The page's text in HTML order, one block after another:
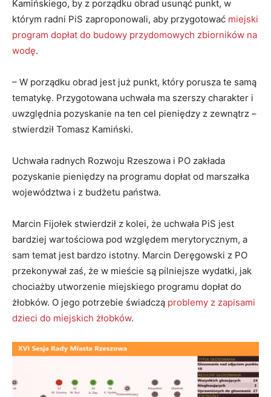
Kamińskiego, by z porządku obrad usunąć punkt, w
którym radni PiS zaproponowali, aby przygotować miejski
program dopłat do budowy przydomowych zbiorników na
wodę.
– W porządku obrad jest już punkt, który porusza te samą
tematykę. Przygotowana uchwała ma szerszy charakter i
uwzględnia pozyskanie na ten cel pieniędzy z zewnątrz –
stwierdził Tomasz Kamiński.
Uchwała radnych Rozwoju Rzeszowa i PO zakłada
pozyskanie pieniędzy na programu dopłat od marszałka
województwa i z budżetu państwa.
Marcin Fijołek stwierdził z kolei, że uchwała PiS jest
bardziej wartościowa pod względem merytorycznym, a
sam temat jest bardzo istotny. Marcin Deręgowski z PO
przekonywał zaś, że w mieście są pilniejsze wydatki, jak
chociażby utworzenie miejskiego programu dopłat do
żłobków. O jego potrzebie świadczą problemy z zapisami
dzieci do miejskich żłobków.